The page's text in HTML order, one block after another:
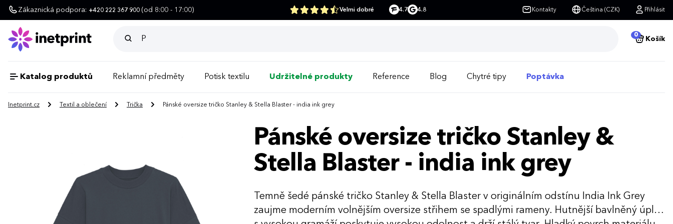
Zákaznická podpora: +420 222 367 900 (od 8:00 - 17:00) Velmi dobré 4.7 4.8 Kontakty Čeština (CZK) Přihlásit
0
Košík
Katalog produktů Reklamní předměty Potisk textilu Udržitelné produkty Reference Blog Chytré tipy Poptávka
Inetprint.cz Textil a oblečení Trička Pánské oversize tričko Stanley & Stella Blaster - india ink grey
Pánské oversize tričko Stanley &
Stella Blaster - india ink grey
Temně šedé pánské tričko Stanley & Stella Blaster v originálním odstínu India Ink Grey
zaujme moderním volnějším oversize střihem se spadlými rameny. Hutnější bavlněný úplet